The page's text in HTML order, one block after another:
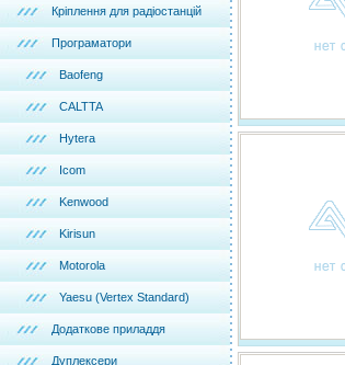
Кріплення для радіостанцій
Програматори
Baofeng
CALTTA
Hytera
Icom
Kenwood
Kirisun
Motorola
Yaesu (Vertex Standard)
Додаткове приладдя
Дуплексери